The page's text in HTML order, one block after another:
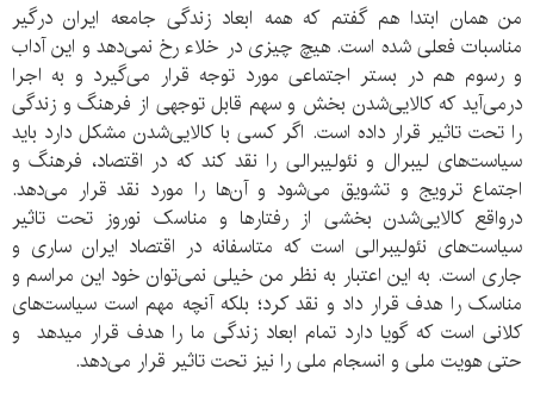
من همان ابتدا هم گفتم که همه ابعاد زندگی جامعه ایران درگیر
مناسبات فعلی شده است. هیچ چیزی در خلاء رخ نمی‌دهد و این آداب
و رسوم هم در بستر اجتماعی مورد توجه قرار می‌گیرد و به اجرا
درمی‌آید که کالایی‌شدن بخش و سهم قابل توجهی از فرهنگ و زندگی
را تحت تاثیر قرار داده است. اگر کسی با کالایی‌شدن مشکل دارد باید
سیاست‌های لیبرال و نئولیبرالی را نقد کند که در اقتصاد، فرهنگ و
اجتماع ترویج و تشویق می‌شود و آن‌ها را مورد نقد قرار می‌دهد.
درواقع کالایی‌شدن بخشی از رفتارها و مناسک نوروز تحت تاثیر
سیاست‌های نئولیبرالی است که متاسفانه در اقتصاد ایران ساری و
جاری است. به این اعتبار به نظر من خیلی نمی‌توان خود این مراسم و
مناسک را هدف قرار داد و نقد کرد؛ بلکه آنچه مهم است سیاست‌های
کلانی است که گویا دارد تمام ابعاد زندگی ما را هدف قرار میدهد و
حتی هویت ملی و انسجام ملی را نیز تحت تاثیر قرار می‌دهد.